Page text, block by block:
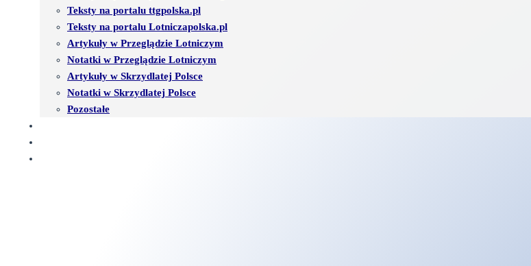
Teksty na portalu ttgpolska.pl
Teksty na portalu Lotniczapolska.pl
Artykuły w Przeglądzie Lotniczym
Notatki w Przeglądzie Lotniczym
Artykuły w Skrzydlatej Polsce
Notatki w Skrzydlatej Polsce
Pozostałe